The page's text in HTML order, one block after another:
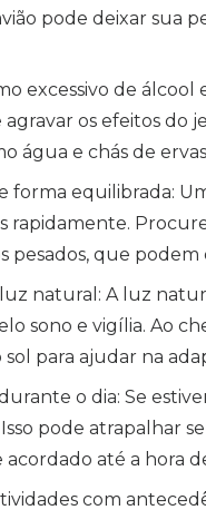
pode deixar sua
excessivo de
agravar os efeitos do
água e chás de
forma equilibrada:
rapidamente.
pesados, que podem
natural: A luz
sono e vigília. Ao
para ajudar na
o dia: Se
pode atrapalhar
acordado até a hora
com